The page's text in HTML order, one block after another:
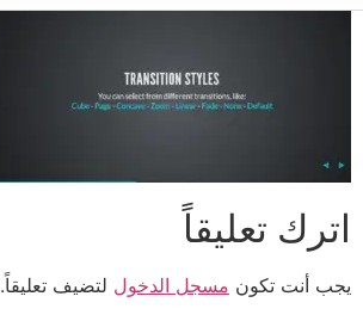
اترك تعليقاً
يجب أنت تكون مسجل الدخول لتضيف تعليقاً.